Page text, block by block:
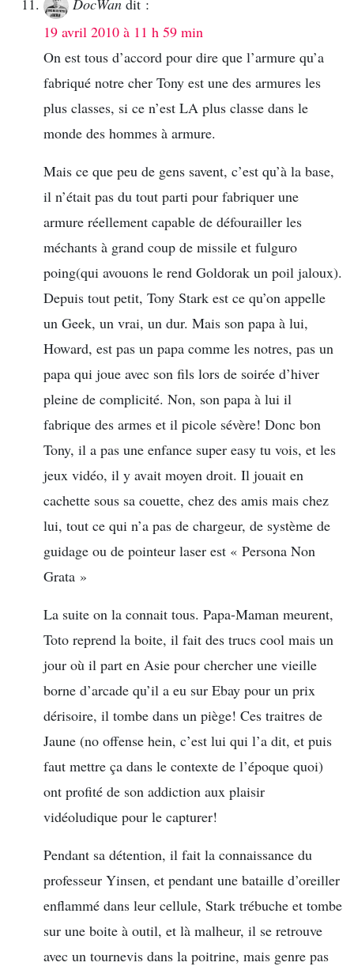
DocWan dit :
19 avril 2010 à 11 h 59 min
On est tous d’accord pour dire que l’armure qu’a
fabriqué notre cher Tony est une des armures les
plus classes, si ce n’est LA plus classe dans le
monde des hommes à armure.
Mais ce que peu de gens savent, c’est qu’à la base,
il n’était pas du tout parti pour fabriquer une
armure réellement capable de défourailler les
méchants à grand coup de missile et fulguro
poing(qui avouons le rend Goldorak un poil jaloux).
Depuis tout petit, Tony Stark est ce qu’on appelle
un Geek, un vrai, un dur. Mais son papa à lui,
Howard, est pas un papa comme les notres, pas un
papa qui joue avec son fils lors de soirée d’hiver
pleine de complicité. Non, son papa à lui il
fabrique des armes et il picole sévère! Donc bon
Tony, il a pas une enfance super easy tu vois, et les
jeux vidéo, il y avait moyen droit. Il jouait en
cachette sous sa couette, chez des amis mais chez
lui, tout ce qui n’a pas de chargeur, de système de
guidage ou de pointeur laser est « Persona Non
Grata »
La suite on la connait tous. Papa-Maman meurent,
Toto reprend la boite, il fait des trucs cool mais un
jour où il part en Asie pour chercher une vieille
borne d’arcade qu’il a eu sur Ebay pour un prix
dérisoire, il tombe dans un piège! Ces traitres de
Jaune (no offense hein, c’est lui qui l’a dit, et puis
faut mettre ça dans le contexte de l’époque quoi)
ont profité de son addiction aux plaisir
vidéoludique pour le capturer!
Pendant sa détention, il fait la connaissance du
professeur Yinsen, et pendant une bataille d’oreiller
enflammé dans leur cellule, Stark trébuche et tombe
sur une boite à outil, et là malheur, il se retrouve
avec un tournevis dans la poitrine, mais genre pas